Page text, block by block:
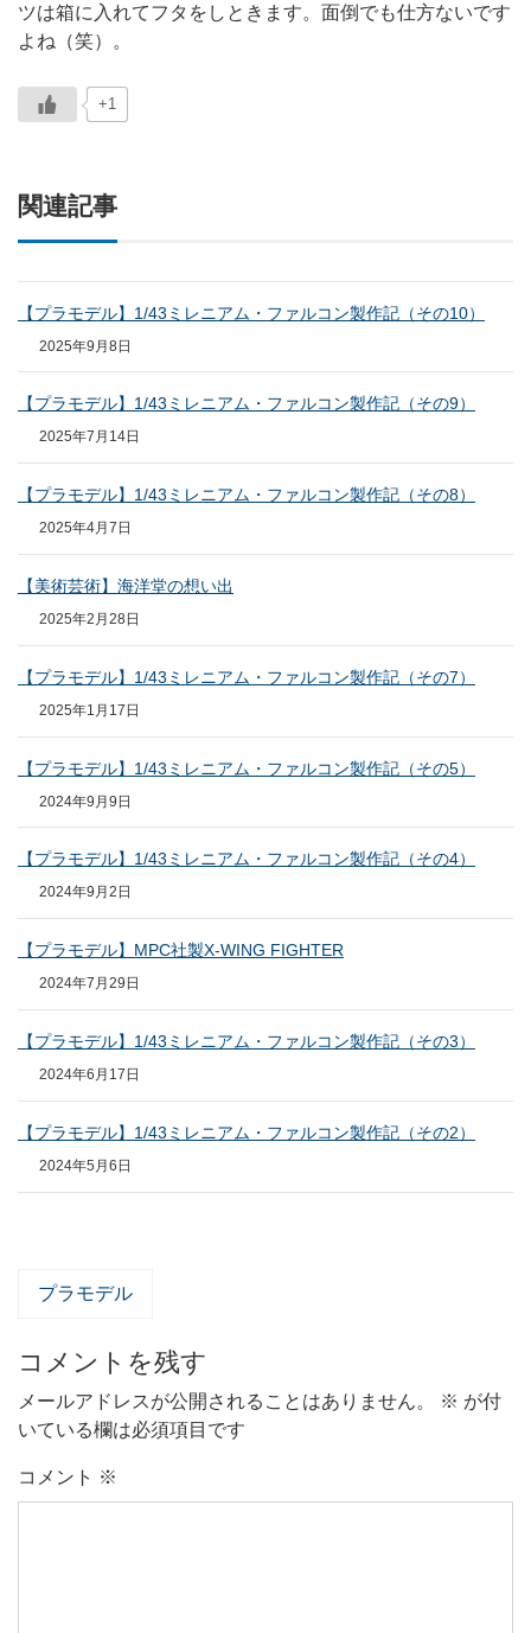
ツは箱に入れてフタをしときます。面倒でも仕方ないです
よね（笑）。
+1
関連記事
【プラモデル】1/43ミレニアム・ファルコン製作記（その10）
2025年9月8日
【プラモデル】1/43ミレニアム・ファルコン製作記（その9）
2025年7月14日
【プラモデル】1/43ミレニアム・ファルコン製作記（その8）
2025年4月7日
【美術芸術】海洋堂の想い出
2025年2月28日
【プラモデル】1/43ミレニアム・ファルコン製作記（その7）
2025年1月17日
【プラモデル】1/43ミレニアム・ファルコン製作記（その5）
2024年9月9日
【プラモデル】1/43ミレニアム・ファルコン製作記（その4）
2024年9月2日
【プラモデル】MPC社製X-WING FIGHTER
2024年7月29日
【プラモデル】1/43ミレニアム・ファルコン製作記（その3）
2024年6月17日
【プラモデル】1/43ミレニアム・ファルコン製作記（その2）
2024年5月6日
プラモデル
コメントを残す
メールアドレスが公開されることはありません。 ※ が付
いている欄は必須項目です
コメント ※